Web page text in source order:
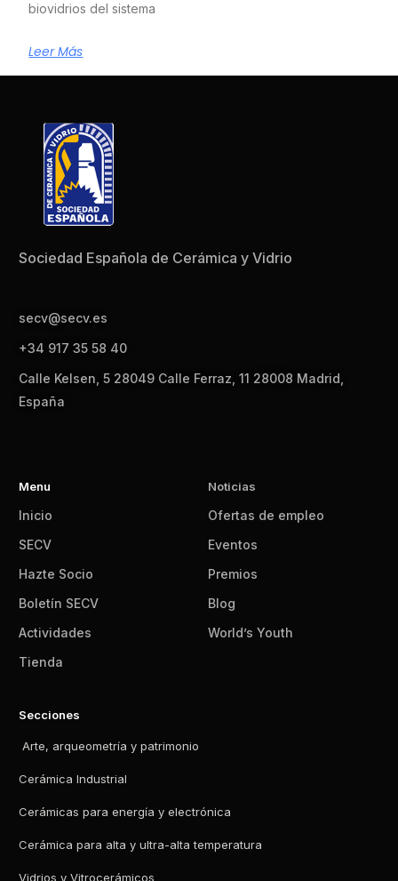
biovidrios del sistema
Leer Más
Sociedad Española de Cerámica y Vidrio
secv@secv.es
+34 917 35 58 40
Calle Kelsen, 5 28049 Calle Ferraz, 11 28008 Madrid,
España
Menu
Inicio
SECV
Hazte Socio
Boletín SECV
Actividades
Tienda
Noticias
Ofertas de empleo
Eventos
Premios
Blog
World’s Youth
Secciones
Arte, arqueometría y patrimonio
Cerámica Industrial
Cerámicas para energía y electrónica
Cerámica para alta y ultra-alta temperatura
Vidrios y Vitrocerámicos